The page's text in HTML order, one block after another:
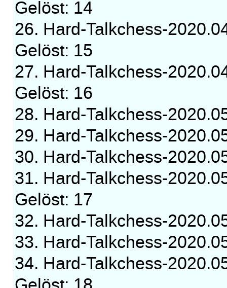
Gelöst: 14
26. Hard-Talkchess-
Gelöst: 15
27. Hard-Talkchess-
Gelöst: 16
28. Hard-Talkchess-
29. Hard-Talkchess-
30. Hard-Talkchess-
31. Hard-Talkchess-
Gelöst: 17
32. Hard-Talkchess-
33. Hard-Talkchess-
34. Hard-Talkchess-